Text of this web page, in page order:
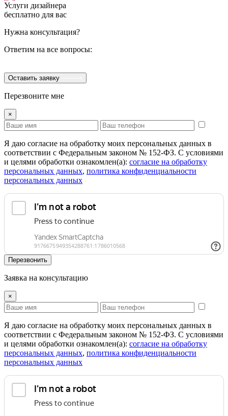
Услуги дизайнера
бесплатно для вас
Нужна консультация?
Ответим на все вопросы:
Оставить заявку
Перезвоните мне
×
Я даю согласие на обработку моих персональных данных в
соответствии с Федеральным законом № 152-ФЗ. С условиями
и целями обработки ознакомлен(а): cогласие на обработку
персональных данных, политика конфиденциальности
персональных данных
Перезвонить
Заявка на консультацию
×
Я даю согласие на обработку моих персональных данных в
соответствии с Федеральным законом № 152-ФЗ. С условиями
и целями обработки ознакомлен(а): cогласие на обработку
персональных данных, политика конфиденциальности
персональных данных